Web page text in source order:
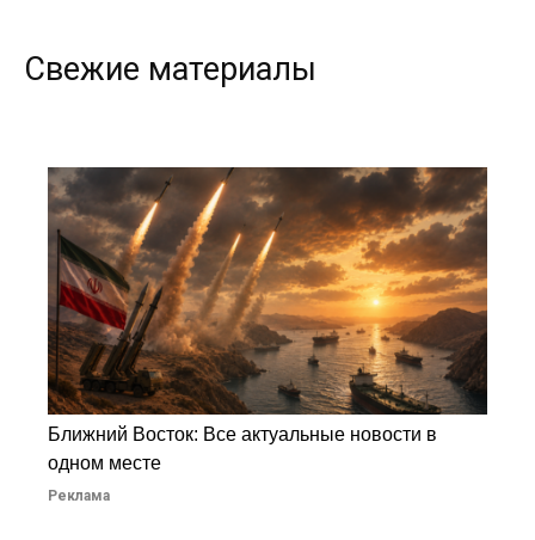
Свежие материалы
Ближний Восток: Все актуальные новости в
одном месте
Реклама